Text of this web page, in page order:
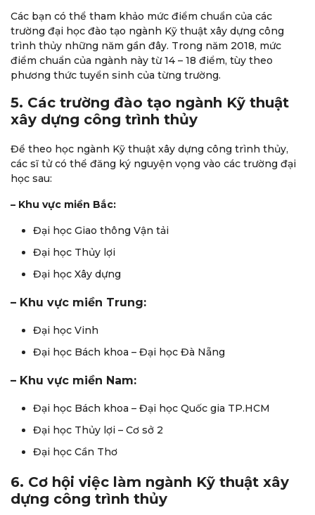
Các bạn có thể tham khảo mức điểm chuẩn của các
trường đại học đào tạo ngành Kỹ thuật xây dựng công
trình thủy những năm gần đây. Trong năm 2018, mức
điểm chuẩn của ngành này từ 14 – 18 điểm, tùy theo
phương thức tuyển sinh của từng trường.
5. Các trường đào tạo ngành Kỹ thuật
xây dựng công trình thủy
Để theo học ngành Kỹ thuật xây dựng công trình thủy,
các sĩ tử có thể đăng ký nguyện vọng vào các trường đại
học sau:
– Khu vực miền Bắc:
Đại học Giao thông Vận tải
Đại học Thủy lợi
Đại học Xây dựng
– Khu vực miền Trung:
Đại học Vinh
Đại học Bách khoa – Đại học Đà Nẵng
– Khu vực miền Nam:
Đại học Bách khoa – Đại học Quốc gia TP.HCM
Đại học Thủy lợi – Cơ sở 2
Đại học Cần Thơ
6. Cơ hội việc làm ngành Kỹ thuật xây
dựng công trình thủy